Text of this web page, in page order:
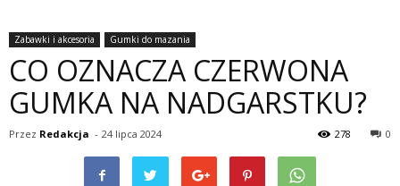
Zabawki i akcesoria Gumki do mazania
CO OZNACZA CZERWONA
GUMKA NA NADGARSTKU?
Przez Redakcja - 24 lipca 2024 0
278